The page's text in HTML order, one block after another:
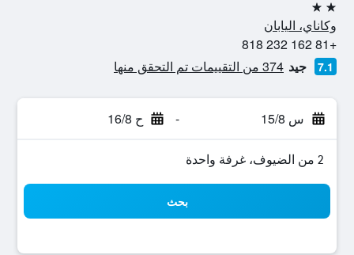
2 نجمتين
وكاناي، اليابان
+81 162 232 818
7.1 جيد 374 من التقييمات تم التحقق منها
س 15/8 - ح 16/8
2 من الضيوف، غرفة واحدة
بحث